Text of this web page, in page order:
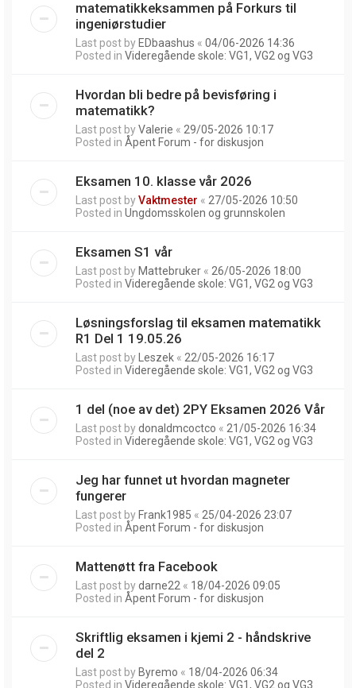
matematikkeksammen på Forkurs til
ingeniørstudier
Last post by EDbaashus « 04/06-2026 14:36
Posted in Videregående skole: VG1, VG2 og VG3
Hvordan bli bedre på bevisføring i
matematikk?
Last post byValerie « 29/05-2026 10:17
Posted in Åpent Forum - for diskusjon
Eksamen 10. klasse vår 2026
Last post byVaktmester « 27/05-2026 10:50
Posted in Ungdomsskolen og grunnskolen
Eksamen S1 vår
Last post by Mattebruker « 26/05-2026 18:00
Posted in Videregående skole: VG1, VG2 og VG3
Løsningsforslag til eksamen matematikk
R1 Del 1 19.05.26
Last post by Leszek « 22/05-2026 16:17
Posted in Videregående skole: VG1, VG2 og VG3
1 del (noe av det) 2PY Eksamen 2026 Vår
Last post bydonaldmcoctco « 21/05-2026 16:34
Posted in Videregående skole: VG1, VG2 og VG3
Jeg har funnet ut hvordan magneter
fungerer
Last post by Frank1985 « 25/04-2026 23:07
Posted in Åpent Forum - for diskusjon
Mattenøtt fra Facebook
Last post bydarne22 « 18/04-2026 09:05
Posted in Åpent Forum - for diskusjon
Skriftlig eksamen i kjemi 2 - håndskrive
del 2
Last post by Byremo « 18/04-2026 06:34
Posted in Videregående skole: VG1, VG2 og VG3